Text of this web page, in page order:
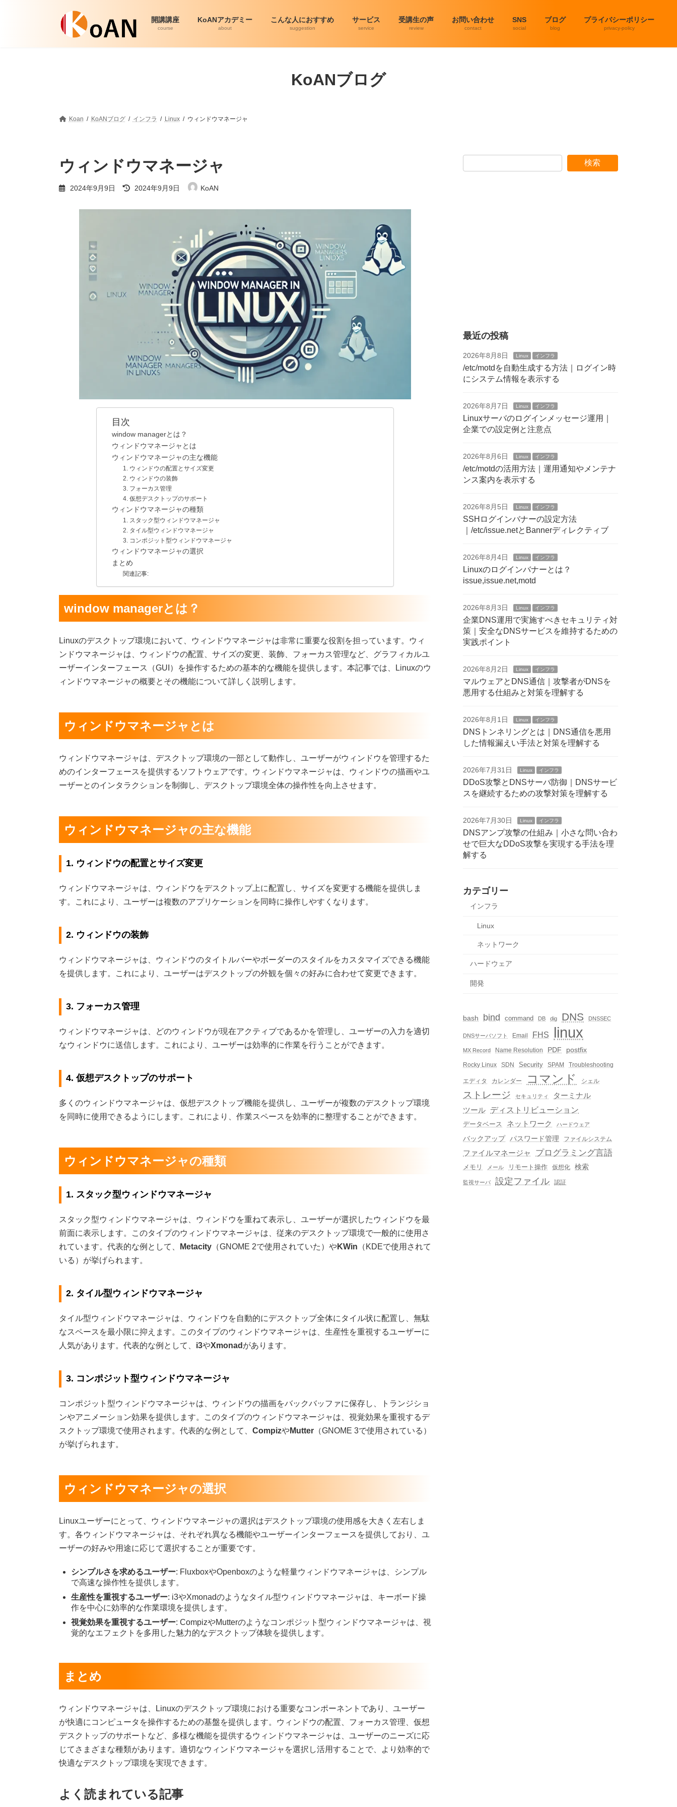
開講講座
course
KoANアカデミー
about
こんな人におすすめ
suggestion
サービス
service
受講生の声
review
お問い合わせ
contact
SNS
social
ブログ
blog
プライバシーポリシー
privacy-policy
KoANブログ
Koan KoANブログ インフラ Linux ウィンドウマネージャ
ウィンドウマネージャ
2024年9月9日
最
終
新
2024年9月9日 KoAN
目次
window managerとは？
ウィンドウマネージャとは
ウィンドウマネージャの主な機能
1. ウィンドウの配置とサイズ変更
2. ウィンドウの装飾
3. フォーカス管理
4. 仮想デスクトップのサポート
ウィンドウマネージャの種類
1. スタック型ウィンドウマネージャ
2. タイル型ウィンドウマネージャ
3. コンポジット型ウィンドウマネージャ
ウィンドウマネージャの選択
まとめ
関連記事:
window managerとは？
Linuxのデスクトップ環境において、ウィンドウマネージャは非常に重要な役割を担っています。ウィ
ンドウマネージャは、ウィンドウの配置、サイズの変更、装飾、フォーカス管理など、グラフィカルユ
ーザーインターフェース（GUI）を操作するための基本的な機能を提供します。本記事では、Linuxのウ
ィンドウマネージャの概要とその機能について詳しく説明します。
ウィンドウマネージャとは
ウィンドウマネージャは、デスクトップ環境の一部として動作し、ユーザーがウィンドウを管理するた
めのインターフェースを提供するソフトウェアです。ウィンドウマネージャは、ウィンドウの描画やユ
ーザーとのインタラクションを制御し、デスクトップ環境全体の操作性を向上させます。
ウィンドウマネージャの主な機能
1. ウィンドウの配置とサイズ変更
ウィンドウマネージャは、ウィンドウをデスクトップ上に配置し、サイズを変更する機能を提供しま
す。これにより、ユーザーは複数のアプリケーションを同時に操作しやすくなります。
2. ウィンドウの装飾
ウィンドウマネージャは、ウィンドウのタイトルバーやボーダーのスタイルをカスタマイズできる機能
を提供します。これにより、ユーザーはデスクトップの外観を個々の好みに合わせて変更できます。
3. フォーカス管理
ウィンドウマネージャは、どのウィンドウが現在アクティブであるかを管理し、ユーザーの入力を適切
なウィンドウに送信します。これにより、ユーザーは効率的に作業を行うことができます。
4. 仮想デスクトップのサポート
多くのウィンドウマネージャは、仮想デスクトップ機能を提供し、ユーザーが複数のデスクトップ環境
を同時に使用できるようにします。これにより、作業スペースを効率的に整理することができます。
ウィンドウマネージャの種類
1. スタック型ウィンドウマネージャ
スタック型ウィンドウマネージャは、ウィンドウを重ねて表示し、ユーザーが選択したウィンドウを最
前面に表示します。このタイプのウィンドウマネージャは、従来のデスクトップ環境で一般的に使用さ
れています。代表的な例として、
Metacity （GNOME 2で使用されていた）やKWin （KDEで使用されて
いる）が挙げられます。
2. タイル型ウィンドウマネージャ
タイル型ウィンドウマネージャは、ウィンドウを自動的にデスクトップ全体にタイル状に配置し、無駄
なスペースを最小限に抑えます。このタイプのウィンドウマネージャは、生産性を重視するユーザーに
人気があります。代表的な例として、 i3やXmonad があります。
3. コンポジット型ウィンドウマネージャ
コンポジット型ウィンドウマネージャは、ウィンドウの描画をバックバッファに保存し、トランジショ
ンやアニメーション効果を提供します。このタイプのウィンドウマネージャは、視覚効果を重視するデ
スクトップ環境で使用されます。代表的な例として、 CompizやMutter （GNOME 3で使用されている）
が挙げられます。
ウィンドウマネージャの選択
Linuxユーザーにとって、ウィンドウマネージャの選択はデスクトップ環境の使用感を大きく左右しま
す。各ウィンドウマネージャは、それぞれ異なる機能やユーザーインターフェースを提供しており、ユ
ーザーの好みや用途に応じて選択することが重要です。
シンプルさを求めるユーザー: FluxboxやOpenboxのような軽量ウィンドウマネージャは、シンプル
で高速な操作性を提供します。
生産性を重視するユーザー: i3やXmonadのようなタイル型ウィンドウマネージャは、キーボード操
作を中心に効率的な作業環境を提供します。
視覚効果を重視するユーザー: CompizやMutterのようなコンポジット型ウィンドウマネージャは、視
覚的なエフェクトを多用した魅力的なデスクトップ体験を提供します。
まとめ
ウィンドウマネージャは、Linuxのデスクトップ環境における重要なコンポーネントであり、ユーザー
が快適にコンピュータを操作するための基盤を提供します。ウィンドウの配置、フォーカス管理、仮想
デスクトップのサポートなど、多様な機能を提供するウィンドウマネージャは、ユーザーのニーズに応
じてさまざまな種類があります。適切なウィンドウマネージャを選択し活用することで、より効率的で
快適なデスクトップ環境を実現できます。
よく読まれている記事
検索
最近の投稿
2026年8月8日 Linux インフラ
/etc/motdを自動生成する方法｜ログイン時
にシステム情報を表示する
2026年8月7日 Linux インフラ
Linuxサーバのログインメッセージ運用｜
企業での設定例と注意点
2026年8月6日 Linux インフラ
/etc/motdの活用方法｜運用通知やメンテナ
ンス案内を表示する
2026年8月5日 Linux インフラ
SSHログインバナーの設定方法
｜/etc/issue.netとBannerディレクティブ
2026年8月4日 Linux インフラ
Linuxのログインバナーとは？
issue,issue.net,motd
2026年8月3日 Linux インフラ
企業DNS運用で実施すべきセキュリティ対
策｜安全なDNSサービスを維持するための
実践ポイント
2026年8月2日 Linux インフラ
マルウェアとDNS通信｜攻撃者がDNSを
悪用する仕組みと対策を理解する
2026年8月1日 Linux インフラ
DNSトンネリングとは｜DNS通信を悪用
した情報漏えい手法と対策を理解する
2026年7月31日 Linux インフラ
DDoS攻撃とDNSサーバ防御｜DNSサービ
スを継続するための攻撃対策を理解する
2026年7月30日 Linux インフラ
DNSアンプ攻撃の仕組み｜小さな問い合わ
せで巨大なDDoS攻撃を実現する手法を理
解する
カテゴリー
インフラ
Linux
ネットワーク
ハードウェア
開発
bash bind command DB dig DNS DNSSEC
DNSサーバソフト Email FHS linux
MX Record Name Resolution PDF postfix
Rocky Linux SDN Security SPAM Troubleshooting
エディタ カレンダー コマンド シェル
ストレージ セキュリティ
ターミナル
ツール ディストリビューション
データベース ネットワーク ハードウェア
バックアップ パスワード管理 ファイルシステム
ファイルマネージャ プログラミング言語
メモリ メール リモート操作 仮想化 検索
監視サーバ 設定ファイル 認証